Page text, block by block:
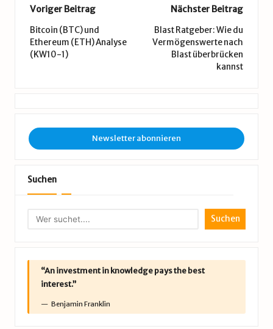
Post
navigation
Voriger Beitrag
Bitcoin (BTC) und
Ethereum (ETH) Analyse
(KW10-1)
Nächster Beitrag
Blast Ratgeber: Wie du
Vermögenswerte nach
Blast überbrücken
kannst
Newsletter abonnieren
Suchen
Suchen
“An investment in knowledge pays the best
interest.”
Benjamin Franklin